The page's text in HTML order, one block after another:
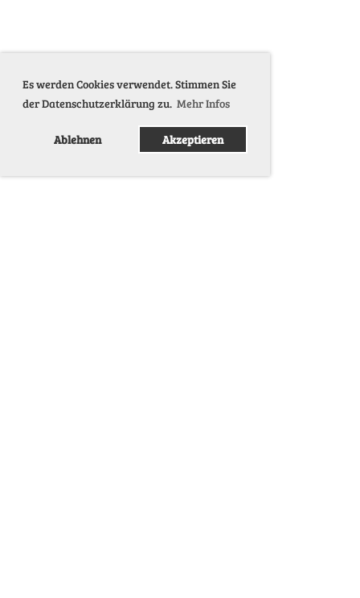
Es werden Cookies verwendet. Stimmen Sie
der Datenschutzerklärung zu. Mehr Infos
Ablehnen Akzeptieren